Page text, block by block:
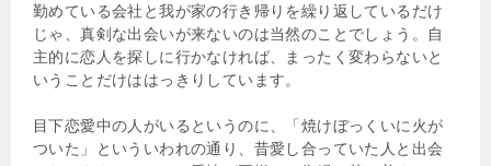
勤めている会社と我が家の行き帰りを繰り返しているだけ
じゃ、真剣な出会いが来ないのは当然のことでしょう。自
主的に恋人を探しに行かなければ、まったく変わらないと
いうことだけははっきりしています。
目下恋愛中の人がいるというのに、「焼けぼっくいに火が
ついた」といういわれの通り、昔愛し合っていた人と出会